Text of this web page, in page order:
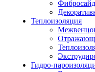
Теплоизоляция
Гидро-